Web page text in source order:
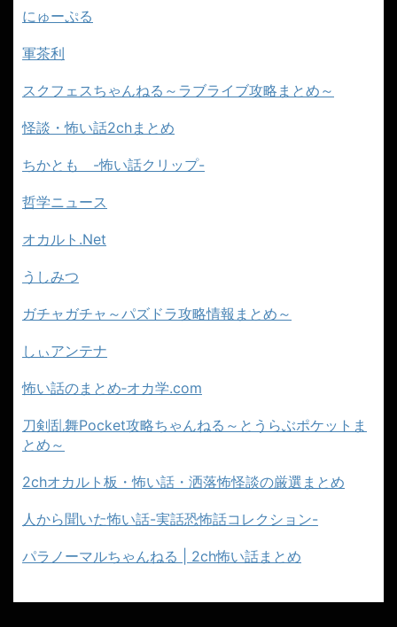
にゅーぷる
軍茶利
スクフェスちゃんねる～ラブライブ攻略まとめ～
怪談・怖い話2chまとめ
ちかとも -怖い話クリップ-
哲学ニュース
オカルト.Net
うしみつ
ガチャガチャ～パズドラ攻略情報まとめ～
しぃアンテナ
怖い話のまとめ‐オカ学.com
刀剣乱舞Pocket攻略ちゃんねる～とうらぶポケットま
とめ～
2chオカルト板・怖い話・洒落怖怪談の厳選まとめ
人から聞いた怖い話-実話恐怖話コレクション-
パラノーマルちゃんねる | 2ch怖い話まとめ